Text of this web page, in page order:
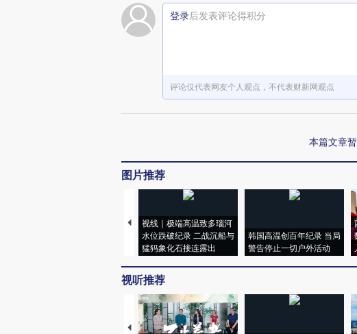
登录后发表评论得积分
评论仅代表网友个人观点，不代表财新网观点
本篇文章
图片推荐
视线｜极端高温致多瑙河
水位跌破纪录 二战沉船与
猛犸象化石接连露出
韩国高温创百年纪录 当局
警告停止一切户外活动
视听推荐